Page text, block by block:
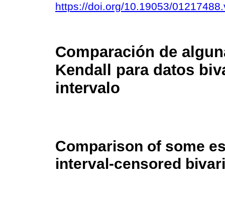
https://doi.org/10.19053/
Comparación de
Kendall para datos
intervalo
Comparison of some
interval-censored